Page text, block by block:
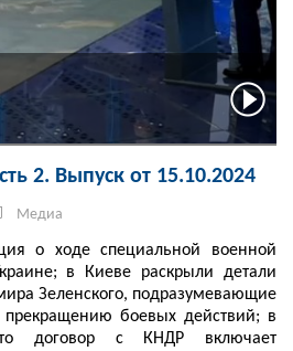
2. Выпуск от 15.10.2024
Медиа
о ходе специальной военной
в Киеве раскрыли детали
Зеленского, подразумевающие
боевых действий; в
договор с КНДР включает